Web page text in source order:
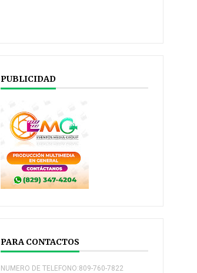
PUBLICIDAD
PARA CONTACTOS
NUMERO DE TELEFONO:809-760-7822